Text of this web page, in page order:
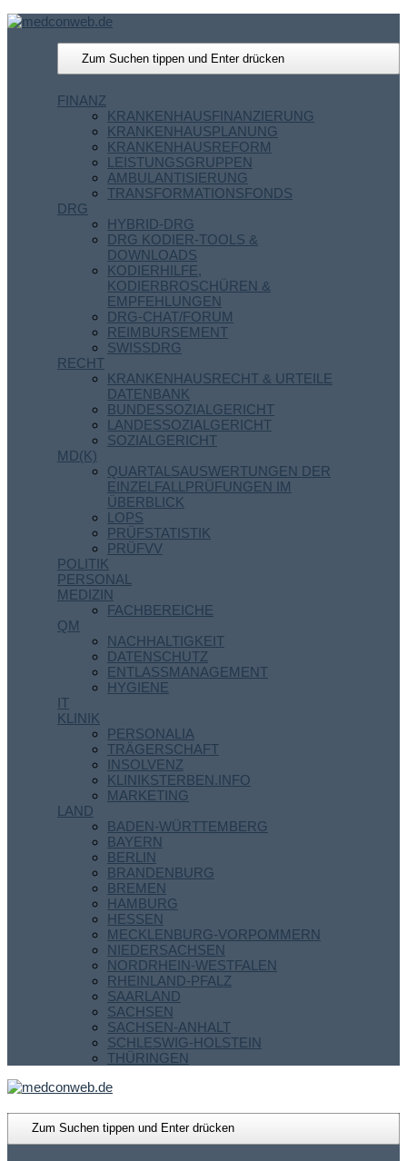
FINANZ
KRANKENHAUSFINANZIERUNG
KRANKENHAUSPLANUNG
KRANKENHAUSREFORM
LEISTUNGSGRUPPEN
AMBULANTISIERUNG
TRANSFORMATIONSFONDS
DRG
HYBRID-DRG
DRG KODIER-TOOLS &
DOWNLOADS
KODIERHILFE,
KODIERBROSCHÜREN &
EMPFEHLUNGEN
DRG-CHAT/FORUM
REIMBURSEMENT
SWISSDRG
RECHT
KRANKENHAUSRECHT & URTEILE
DATENBANK
BUNDESSOZIALGERICHT
LANDESSOZIALGERICHT
SOZIALGERICHT
MD(K)
QUARTALSAUSWERTUNGEN DER
EINZELFALLPRÜFUNGEN IM
ÜBERBLICK
LOPS
PRÜFSTATISTIK
PRÜFVV
POLITIK
PERSONAL
MEDIZIN
FACHBEREICHE
QM
NACHHALTIGKEIT
DATENSCHUTZ
ENTLASSMANAGEMENT
HYGIENE
IT
KLINIK
PERSONALIA
TRÄGERSCHAFT
INSOLVENZ
KLINIKSTERBEN.INFO
MARKETING
LAND
BADEN-WÜRTTEMBERG
BAYERN
BERLIN
BRANDENBURG
BREMEN
HAMBURG
HESSEN
MECKLENBURG-VORPOMMERN
NIEDERSACHSEN
NORDRHEIN-WESTFALEN
RHEINLAND-PFALZ
SAARLAND
SACHSEN
SACHSEN-ANHALT
SCHLESWIG-HOLSTEIN
THÜRINGEN